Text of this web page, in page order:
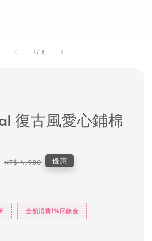
1 / 8
復古風愛心鋪棉
Regular
NT$ 4,980 優惠
全館消費1%回饋金